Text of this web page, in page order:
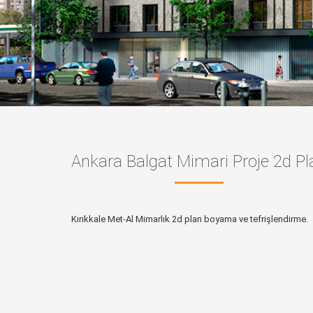
Ankara Balgat Mimari Proje 2d
Kırıkkale Met-Al Mimarlık 2d plan boyama ve tefrişlendirme.